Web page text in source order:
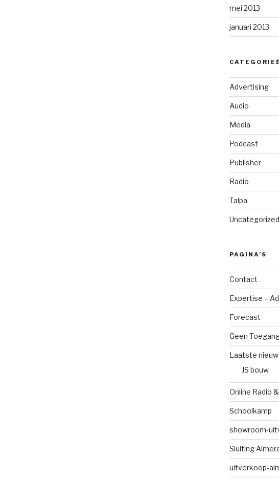
mei 2013
januari 2013
Advertising
Audio
Media
Podcast
Publisher
Radio
Talpa
Uncategorized
PAGINA’S
Contact
Expertise –
Forecast
Geen
Laatste
JS bouw
Online Radio
Schoolkamp
showroom-
Sluiting
uitverkoop-